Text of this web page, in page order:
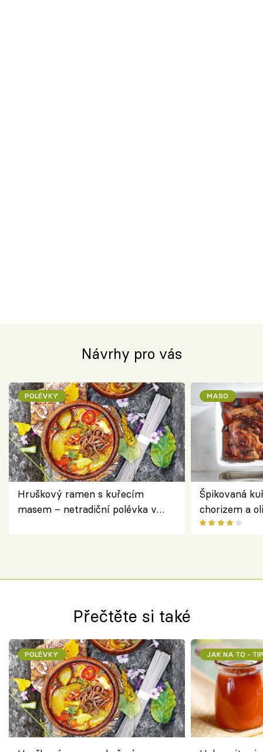
Návrhy pro vás
POLÉVKY
Hruškový ramen s kuřecím
masem – netradiční polévka v
MASO
Špikovaná
chorizem a
letní
Přečtěte si také
POLÉVKY JAK NA TO -